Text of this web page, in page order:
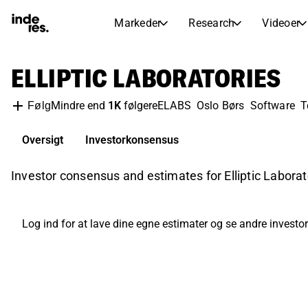
Markeder Research Videoer
Markeder
Udbyttekalender
Research
Ekspertaktieanalyse og anbefalinger
inderesTV
Transskriptioner
Aktieoversigt
Earnings Season
ELLIPTIC LABORATORIES
FølgMindre end 1K følgereELABS Oslo Børs Software
Oversigt Investorkonsensus
Investor consensus and estimates for Elliptic
Log ind for at lave dine egne estimater og se andre